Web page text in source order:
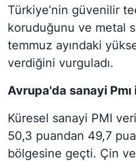
Türkiye’nin güvenilir
koruduğunu ve metal
temmuz ayındaki
verdiğini vurguladı.
Avrupa'da sanayi Pmı
Küresel sanayi PMI
50,3 puandan 49,7
bölgesine geçti. Çin